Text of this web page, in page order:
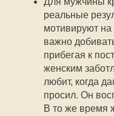
реальные
мотивируют
важно
прибегая к
женским
любит, когда
просил. Он
В то же время